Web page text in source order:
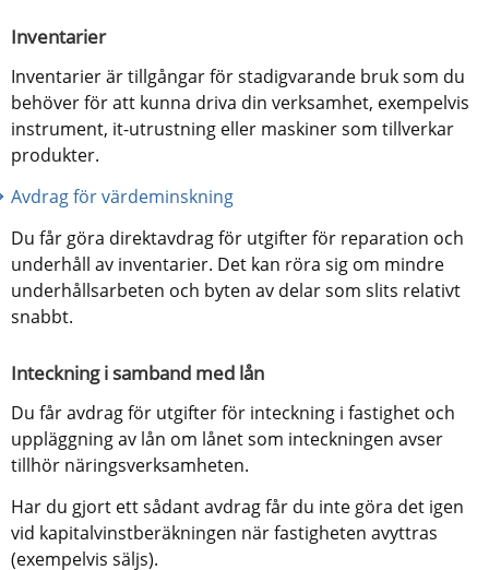
Inventarier
Inventarier är tillgångar för stadigvarande bruk som du
behöver för att kunna driva din verksamhet, exempelvis
instrument, it-utrustning eller maskiner som tillverkar
produkter.
Avdrag för värdeminskning
Du får göra direktavdrag för utgifter för reparation och
underhåll av inventarier. Det kan röra sig om mindre
underhållsarbeten och byten av delar som slits relativt
snabbt.
Inteckning i samband med lån
Du får avdrag för utgifter för inteckning i fastighet och
uppläggning av lån om lånet som inteckningen avser
tillhör näringsverksamheten.
Har du gjort ett sådant avdrag får du inte göra det igen
vid kapitalvinstberäkningen när fastigheten avyttras
(exempelvis säljs).